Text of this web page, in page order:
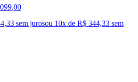
,00
sem jurosou 10x de R$ 344,33 sem